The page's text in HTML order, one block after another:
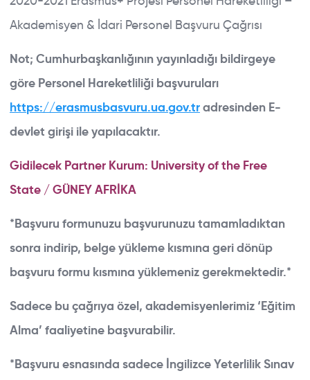
Akademisyen & İdari Personel Başvuru Çağrısı
Not; Cumhurbaşkanlığının yayınladığı bildirgeye
göre Personel Hareketliliği başvuruları
https://erasmusbasvuru.ua.gov.tradresinden E-
devlet girişi ile yapılacaktır.
Gidilecek Partner Kurum: University of the Free
State / GÜNEY AFRİKA
*Başvuru formunuzu başvurunuzu tamamladıktan
sonra indirip, belge yükleme kısmına geri dönüp
başvuru formu kısmına yüklemeniz gerekmektedir.*
Sadece bu çağrıya özel, akademisyenlerimiz ‘Eğitim
Alma’ faaliyetine başvurabilir.
*Başvuru esnasında sadece İngilizce Yeterlilik Sınav